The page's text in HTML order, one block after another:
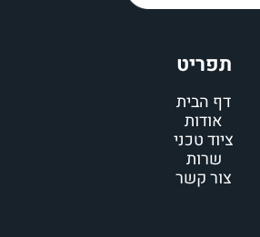
תפריט
דף הבית
אודות
ציוד טכני
שרות
צור קשר